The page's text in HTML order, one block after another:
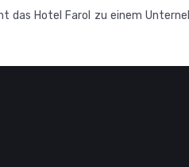
das Hotel Farol zu einem